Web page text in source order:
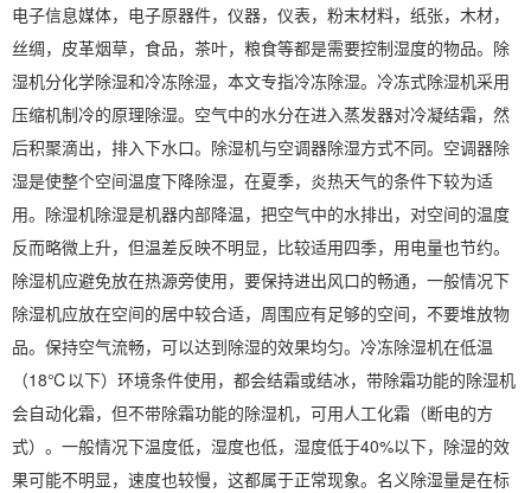
电子信息媒体，电子原器件，仪器，仪表，粉末材料，纸张，木材，
丝绸，皮革烟草，食品， 茶叶，粮食等都是需要控制湿度的物品。除
湿机分化学除湿和冷冻除湿，本文专指冷冻除湿。 冷冻式除湿机采用
压缩机制冷的原理除湿。空气中的水分在进入蒸发器对冷凝结霜，然
后积聚滴出，排入下水口。除湿机与空调器除湿方式不同。空调器除
湿是使整个空间温度下降除湿，在夏季，炎热天气的条件下较为适
用。 除湿机除湿是机器内部降温，把空气中的水排出，对空间的温度
反而略微上升，但温差反映不明显，比较适用四季，用电量也节约。
除湿机应避免放在热源旁使用，要保持进出风口的畅通，一般情况下
除湿机应放在空间的居中较合适，周围应有足够的空间，不要堆放物
品。保持空气流畅，可以达到除湿的效果均匀。 冷冻除湿机在低温
（18℃以下）环境条件使用，都会结霜或结冰，带除霜功能的除湿机
会自动化霜，但不带除霜功能的除湿机，可用人工化霜（断电的方
式）。一般情况下温度低，湿度也低，湿度低于40%以下，除湿的效
果可能不明显，速度也较慢，这都属于正常现象。名义除湿量是在标